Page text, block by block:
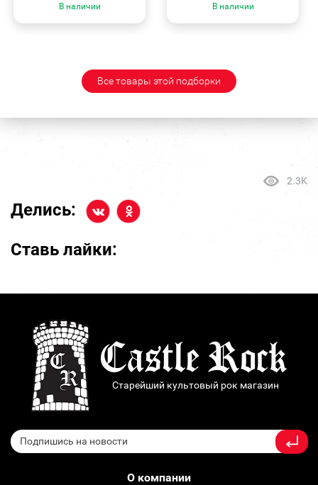
В наличии В наличии
Все товары этой подборки
2.3K
Делись:
Ставь лайки:
Старейший культовый рок магазин
О компании